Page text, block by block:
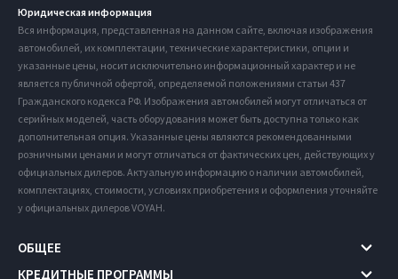
Юридическая информация
Вся информация, представленная на данном сайте, включая изображения
автомобилей, их комплектации, технические характеристики, опции и
указанные цены, носит исключительно информационный характер и не
является публичной офертой, определяемой положениями статьи 437
Гражданского кодекса РФ. Изображения автомобилей могут отличаться от
серийных моделей, часть оборудования может быть доступна только как
дополнительная опция. Указанные цены являются рекомендованными
розничными ценами и могут отличаться от фактических цен, действующих у
официальных дилеров. Актуальную информацию о наличии автомобилей,
комплектациях, стоимости, условиях приобретения и оформления уточняйте
у официальных дилеров VOYAH.
ОБЩЕЕ
КРЕДИТНЫЕ ПРОГРАММЫ